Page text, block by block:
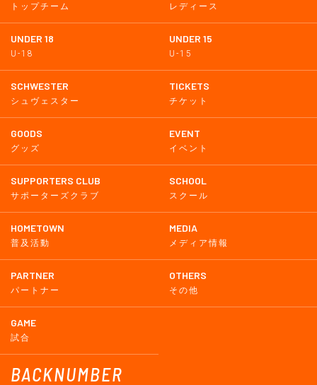
トップチーム レディース
UNDER 18
U-18
UNDER 15
U-15
SCHWESTER
シュヴェスター
TICKETS
チケット
GOODS
グッズ
EVENT
イベント
SUPPORTERS CLUB
サポーターズクラブ
SCHOOL
スクール
HOMETOWN
普及活動
MEDIA
メディア情報
PARTNER
パートナー
OTHERS
その他
GAME
試合
BACKNUMBER